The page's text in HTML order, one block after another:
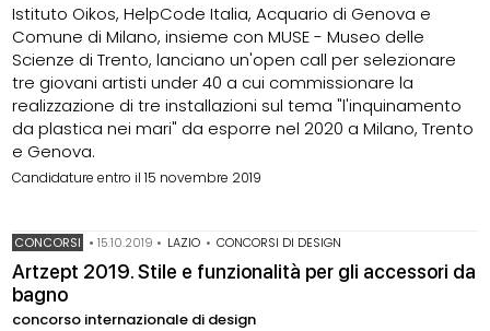
Istituto Oikos, HelpCode Italia, Acquario di Genova e
Comune di Milano, insieme con MUSE - Museo delle
Scienze di Trento, lanciano un'open call per selezionare
tre giovani artisti under 40 a cui commissionare la
realizzazione di tre installazioni sul tema "l'inquinamento
da plastica nei mari" da esporre nel 2020 a Milano, Trento
e Genova.
Candidature entro il 15 novembre 2019
CONCORSI •15.10.2019 • LAZIO • CONCORSI DI DESIGN
Artzept 2019. Stile e funzionalità per gli accessori da
bagno
concorso internazionale di design